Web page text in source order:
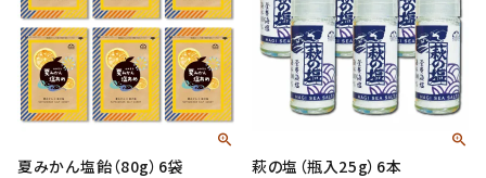
夏みかん塩飴（80g）6袋 萩の塩（瓶入25g）6本